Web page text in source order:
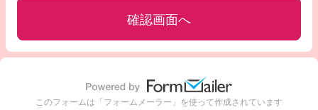
このフォームは「フォームメーラー」を使って作成されています